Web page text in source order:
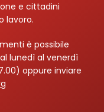
e cittadini
lavoro.
è possibile
lunedì al venerdì
oppure inviare